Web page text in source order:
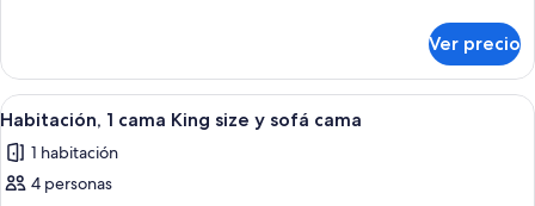
size
1
cama
King
Ver precio
Abrir
todas
las
fotos
Una habitación de hotel con cama,
11
Habitación, 1 cama King size y sofá cama
1 habitación
4 personas